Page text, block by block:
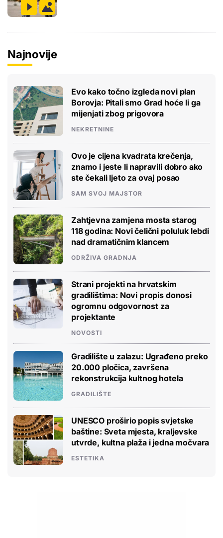
Najnovije
Evo kako točno izgleda novi plan
Borovja: Pitali smo Grad hoće li ga
mijenjati zbog prigovora
NEKRETNINE
Ovo je cijena kvadrata krečenja,
znamo i jeste li napravili dobro ako
ste čekali ljeto za ovaj posao
SAM SVOJ MAJSTOR
Zahtjevna zamjena mosta starog
118 godina: Novi čelični poluluk lebdi
nad dramatičnim klancem
ODRŽIVA GRADNJA
Strani projekti na hrvatskim
gradilištima: Novi propis donosi
ogromnu odgovornost za
projektante
NOVOSTI
Gradilište u zalazu: Ugrađeno preko
20.000 pločica, završena
rekonstrukcija kultnog hotela
GRADILIŠTE
UNESCO proširio popis svjetske
baštine: Sveta mjesta, kraljevske
utvrde, kultna plaža i jedna močvara
ESTETIKA